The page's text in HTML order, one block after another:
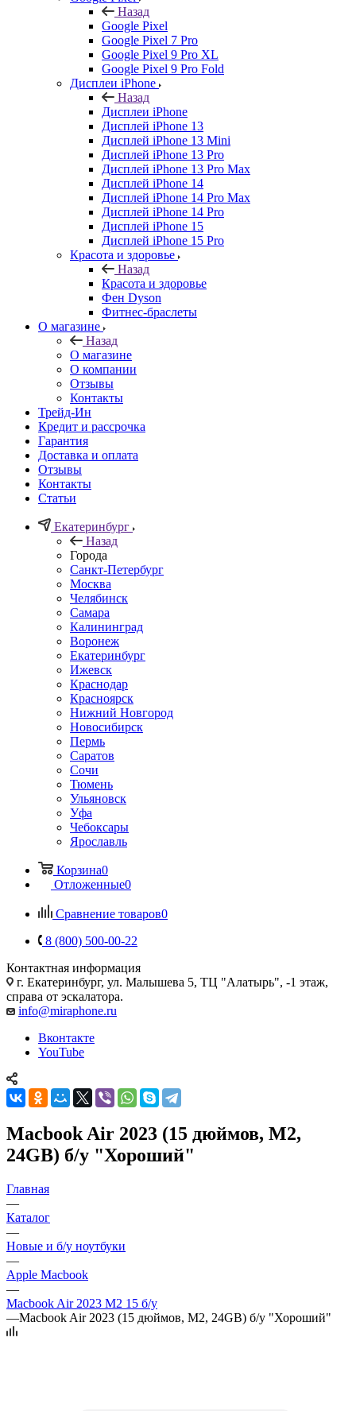
Назад
Google Pixel
Google Pixel 7 Pro
Google Pixel 9 Pro XL
Google Pixel 9 Pro Fold
Дисплеи iPhone
Назад
Дисплеи iPhone
Дисплей iPhone 13
Дисплей iPhone 13 Mini
Дисплей iPhone 13 Pro
Дисплей iPhone 13 Pro Max
Дисплей iPhone 14
Дисплей iPhone 14 Pro Max
Дисплей iPhone 14 Pro
Дисплей iPhone 15
Дисплей iPhone 15 Pro
Красота и здоровье
Назад
Красота и здоровье
Фен Dyson
Фитнес-браслеты
О магазине
Назад
О магазине
О компании
Отзывы
Контакты
Трейд-Ин
Кредит и рассрочка
Гарантия
Доставка и оплата
Отзывы
Контакты
Статьи
Екатеринбург
Назад
Города
Санкт-Петербург
Москва
Челябинск
Самара
Калининград
Воронеж
Екатеринбург
Ижевск
Краснодар
Красноярск
Нижний Новгород
Новосибирск
Пермь
Саратов
Сочи
Тюмень
Ульяновск
Уфа
Чебоксары
Ярославль
Корзина0
Отложенные0
Сравнение товаров0
8 (800) 500-00-22
Контактная информация
г. Екатеринбург, ул. Малышева 5, ТЦ "Алатырь", -1 этаж,
справа от эскалатора.
info@miraphone.ru
Вконтакте
YouTube
Macbook Air 2023 (15 дюймов, M2,
24GB) б/у "Хороший"
Главная
—
Каталог
—
Новые и б/у ноутбуки
—
Apple Macbook
—
Macbook Air 2023 M2 15 б/у
—Macbook Air 2023 (15 дюймов, M2, 24GB) б/у "Хороший"